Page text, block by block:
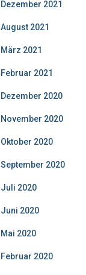
Dezember 2021
August 2021
März 2021
Februar 2021
Dezember 2020
November 2020
Oktober 2020
September 2020
Juli 2020
Juni 2020
Mai 2020
Februar 2020